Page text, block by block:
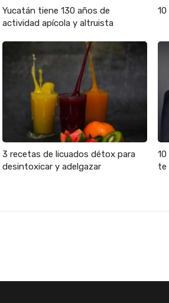
Yucatán tiene 130 años de
actividad apícola y altruista
3 recetas de licuados détox para
desintoxicar y adelgazar
te